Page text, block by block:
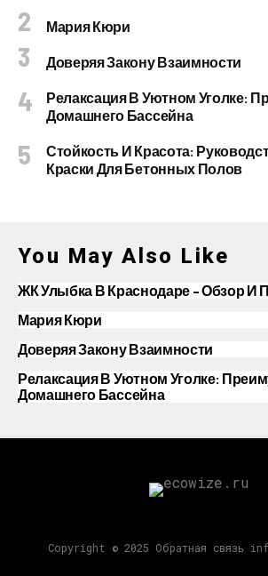
Мария Кюри
Доверяя Закону Взаимности
Релаксация В Уютном Уголке:
Домашнего Бассейна
Стойкость И Красота:
Краски Для Бетонных Полов
You May Also Like
ЖК Улыбка В Краснодаре – Обзор И
Мария Кюри
Доверяя Закону Взаимности
Релаксация В Уютном Уголке:
Домашнего Бассейна
Copyright © 2025 Обратная связь